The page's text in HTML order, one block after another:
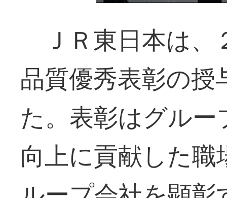
ＪＲ東日本は、
品質優秀表彰の
た。表彰はグル
向上に貢献した